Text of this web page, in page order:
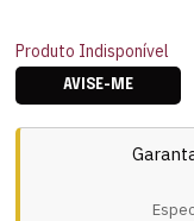
Produto Indisponível
AVISE-ME